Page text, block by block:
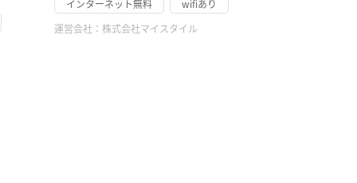
インターネット無料
wifiあり
運営会社：株式会社マイスタイル